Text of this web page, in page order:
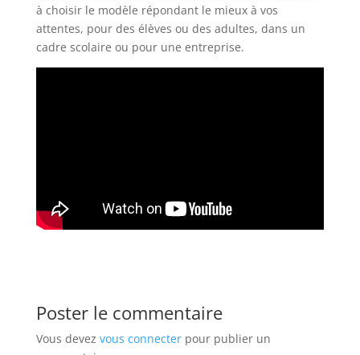
à choisir le modèle répondant le mieux à vos
attentes, pour des élèves ou des adultes, dans un
cadre scolaire ou pour une entreprise.
Poster le commentaire
Vous devez vous connecterpour publier un